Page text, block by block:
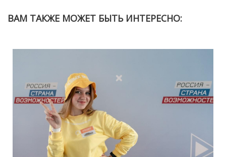
ВАМ ТАКЖЕ МОЖЕТ БЫТЬ ИНТЕРЕСНО: